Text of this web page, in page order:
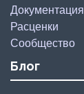
Документация
Расценки
Сообщество
Блог